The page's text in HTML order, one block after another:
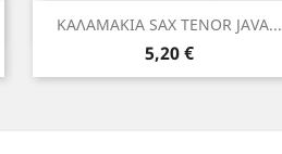
ΚΑΛΑΜΑΚΙΑ SAX TENOR JAVA...
Τιμή
5,20 €
Γρήγορη προβολή